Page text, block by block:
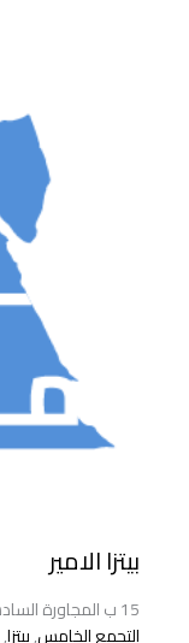
بيتزا الامير
15 ب المجاورة السادسة، القاهرة الجديدة، القاهرة
التجمع الخامس,بيتزا,